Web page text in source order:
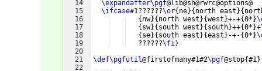
14
15
16
17
18
19
20
21
22
\expandafter\pgf@lib@sh@rwrc@options@
\ifcase#1??????\or{ ne}{ north east }{
{ nw}{ north west }{west }+-+{0* }
{ sw}{ south west }{ south}++{0* }+
{ se}{ south east }{east } -+-{0* }
   ??????
\fi}
\def\pgfutil@firstofmany#1#2\pgf@stop{#1}